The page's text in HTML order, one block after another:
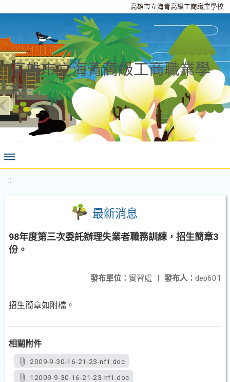
高雄市立海青高級工商職業學校
高雄市立海青高級工商職業學
校
:::
最新消息
98年度第三次委託辦理失業者職務訓練，招生簡章3
份。
發布人： dep601
發布單位： 實習處 |
招生簡章如附檔。
相關附件
2009-9-30-16-21-23-nf1.doc
12009-9-30-16-21-23-nf1.doc